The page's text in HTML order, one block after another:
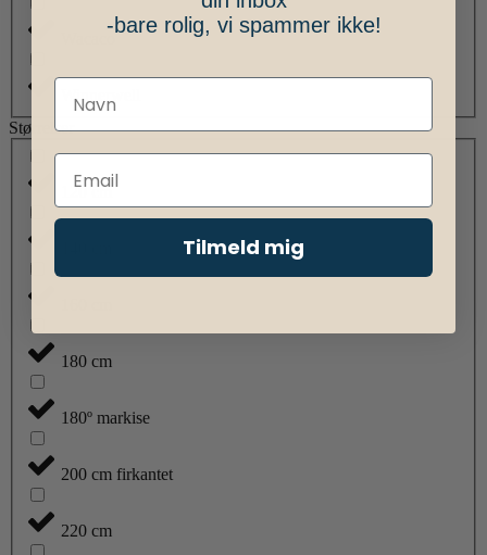
Winnerwell
Størrelser
120 cm
180 cm
180º markise
200 cm firkantet
220 cm
-bare rolig, vi spammer ikke!
Tilmeld mig